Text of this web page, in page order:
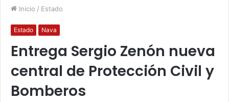
Inicio / Estado
Estado Nava
Entrega Sergio Zenón nueva
central de Protección Civil y
Bomberos